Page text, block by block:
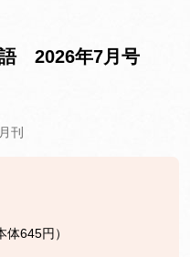
語 2026年7月号
刊
体645円）